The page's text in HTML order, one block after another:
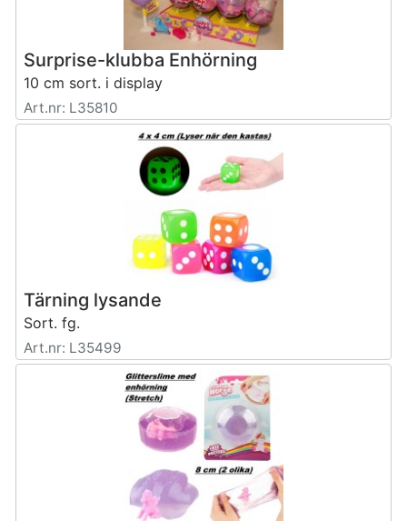
Surprise-klubba Enhörning
10 cm sort. i display
Art.nr: L35810
Tärning lysande
Sort. fg.
Art.nr: L35499